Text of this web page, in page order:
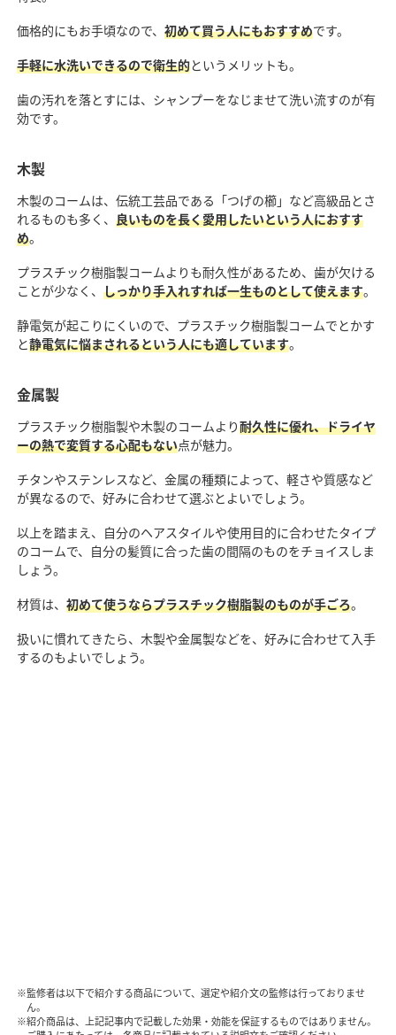
価格的にもお手頃なので、 初めて買う人にもおすすめです。
手軽に水洗いできるので衛生的というメリットも。
歯の汚れを落とすには、シャンプーをなじませて洗い流すのが有
効です。
木製
木製のコームは、伝統工芸品である「つげの櫛」など高級品とさ
れるものも多く、 良いものを長く愛用したいという人におすす
め。
プラスチック樹脂製コームよりも耐久性があるため、歯が欠ける
ことが少なく、 しっかり手入れすれば一生ものとして使えます。
静電気が起こりにくいので、プラスチック樹脂製コームでとかす
と静電気に悩まされるという人にも適しています。
金属製
プラスチック樹脂製や木製のコームより耐久性に優れ、ドライヤ
ーの熱で変質する心配もない点が魅力。
チタンやステンレスなど、金属の種類によって、軽さや質感など
が異なるので、好みに合わせて選ぶとよいでしょう。
以上を踏まえ、自分のヘアスタイルや使用目的に合わせたタイプ
のコームで、自分の髪質に合った歯の間隔のものをチョイスしま
しょう。
材質は、 初めて使うならプラスチック樹脂製のものが手ごろ。
扱いに慣れてきたら、木製や金属製などを、好みに合わせて入手
するのもよいでしょう。
※監修者は以下で紹介する商品について、選定や紹介文の監修は行っておりませ
ん。
※紹介商品は、上記記事内で記載した効果・効能を保証するものではありません。